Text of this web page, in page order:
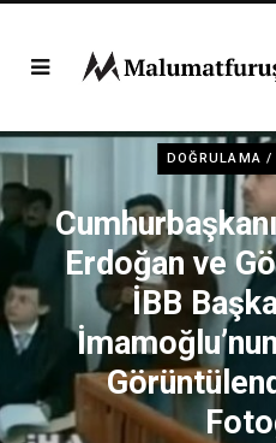
DOĞRULAMA /
Erdoğan ve
İBB